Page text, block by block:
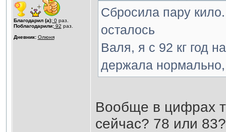
Благодарил (а):0раз.
Поблагодарили:92 раз.
Дневник: Олюня
Сбросила пару
осталось
Валя, я с 92 кг год
держала
Вообще в цифрах
сейчас? 78 или